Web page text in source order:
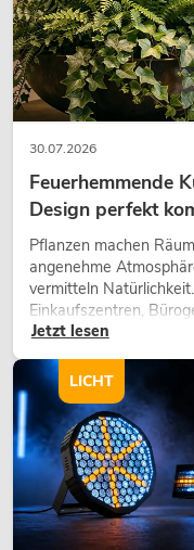
30.07.2026
Feuerhemmende
Design perfekt
Pflanzen machen
angenehme
vermitteln
Einkaufszentren,
eine hochwertige
modernen
Jetzt lesen
LICHT